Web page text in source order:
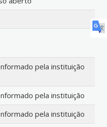
pela instituição
pela instituição
pela instituição